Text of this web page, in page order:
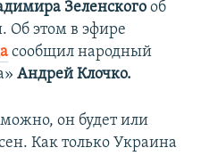
Зеленского об
Об этом в эфире
сообщил народный
Андрей Клочко.
он будет или
Как только Украина